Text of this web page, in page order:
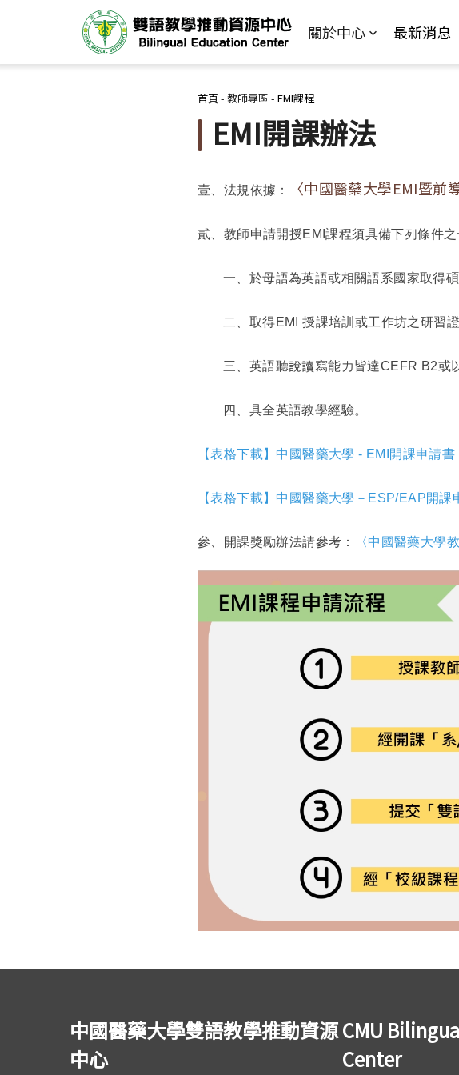
關於中心 最新消息
您在這裡
首頁 - 教師專區 - EMI課程
EMI開課辦法
壹、法規依據： 〈中國醫藥大學EMI暨前
貳、教師申請開授EMI課程須具備下列條件
一、於母語為英語或相關語系國家取得
二、取得EMI 授課培訓或工作坊之研習
三、英語聽說讀寫能力皆達CEFR B2或
四、具全英語教學經驗。
【表格下載】中國醫藥大學 - EMI開課申請書
【表格下載】中國醫藥大學－ESP/EAP開課
參、開課獎勵辦法請參考： 〈中國醫藥大學
中國醫藥大學雙語教學推動資源
中心
CMU
Center